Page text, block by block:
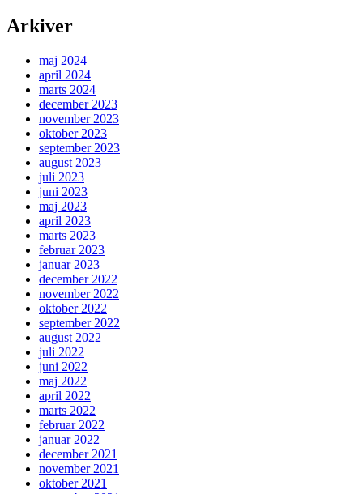
Arkiver
maj 2024
april 2024
marts 2024
december 2023
november 2023
oktober 2023
september 2023
august 2023
juli 2023
juni 2023
maj 2023
april 2023
marts 2023
februar 2023
januar 2023
december 2022
november 2022
oktober 2022
september 2022
august 2022
juli 2022
juni 2022
maj 2022
april 2022
marts 2022
februar 2022
januar 2022
december 2021
november 2021
oktober 2021